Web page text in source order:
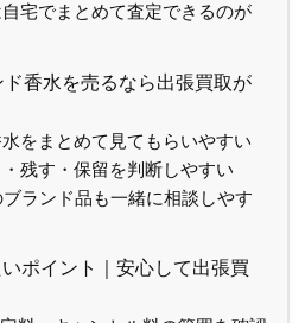
宅でまとめて査定できるのが
香水を売るなら出張買取が
をまとめて見てもらいやすい
残す・保留を判断しやすい
ランド品も一緒に相談しやす
ポイント｜安心して出張買